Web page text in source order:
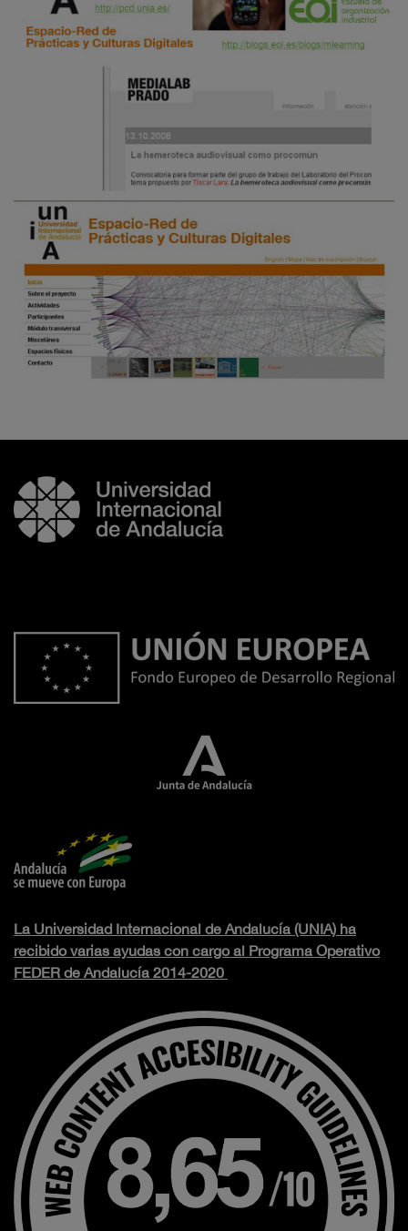
La Universidad Internacional de Andalucía (UNIA) ha
recibido varias ayudas con cargo al Programa Operativo
FEDER de Andalucía 2014-2020